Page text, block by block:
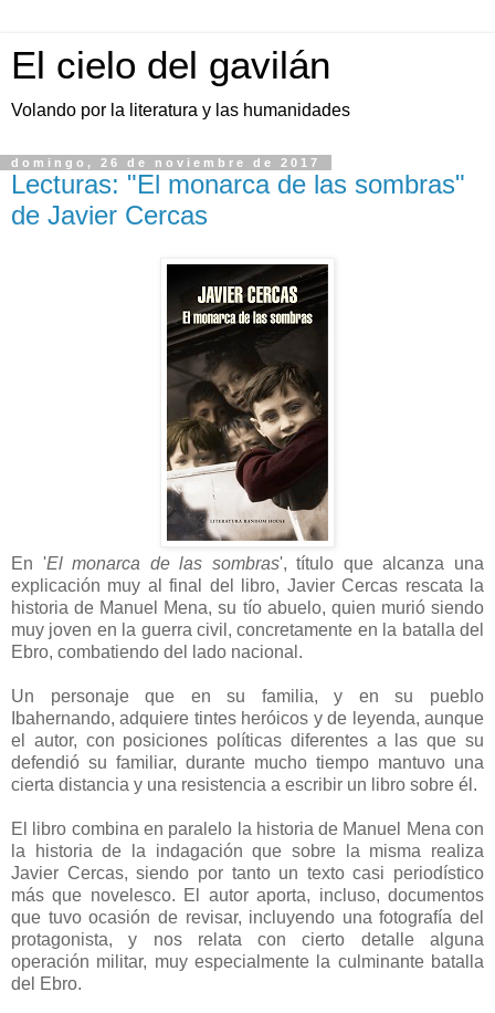
El cielo del gavilán
Volando por la literatura y las humanidades
domingo, 26 de noviembre de 2017
Lecturas: "El monarca de las sombras"
de Javier Cercas
En 'El monarca de las sombras', título que alcanza una
explicación muy al final del libro, Javier Cercas rescata la
historia de Manuel Mena, su tío abuelo, quien murió siendo
muy joven en la guerra civil, concretamente en la batalla del
Ebro, combatiendo del lado nacional.
Un personaje que en su familia, y en su pueblo
Ibahernando, adquiere tintes heróicos y de leyenda, aunque
el autor, con posiciones políticas diferentes a las que su
defendió su familiar, durante mucho tiempo mantuvo una
cierta distancia y una resistencia a escribir un libro sobre él.
El libro combina en paralelo la historia de Manuel Mena con
la historia de la indagación que sobre la misma realiza
Javier Cercas, siendo por tanto un texto casi periodístico
más que novelesco. El autor aporta, incluso, documentos
que tuvo ocasión de revisar, incluyendo una fotografía del
protagonista, y nos relata con cierto detalle alguna
operación militar, muy especialmente la culminante batalla
del Ebro.